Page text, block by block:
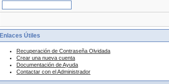
Enlaces Útiles
Recuperación de Contraseña Olvidada
Crear una nueva cuenta
Documentación de Ayuda
Contactar con el Administrador